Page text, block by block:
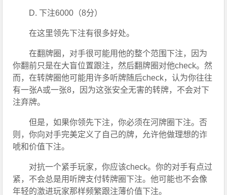
D. 下注6000（8分）
在这里领先下注有很多好处。
在翻牌圈，对手很可能用他的整个范围下注，因为
你翻前只是在大盲位置跟注，然后翻牌圈对他check。然
而，在转牌圈他可能用许多听牌随后check，认为你往往
有一张A或一张8，因为这张安全无害的转牌，不会对下
注弃牌。
但是，如果你领先下注，你必须在河牌圈下注。否
则，你向对手完美定义了自己的牌，允许他做理想的诈
唬和价值下注。
对抗一个紧手玩家，你应该check。你的对手有点过
紧，不会总是用听牌支付转牌圈下注。他可能也不会像
年轻的激进玩家那样频繁跟注薄价值下注。